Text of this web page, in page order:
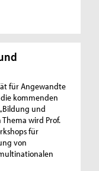
für Angewandte
kommenden
und
wird Prof.
für
von